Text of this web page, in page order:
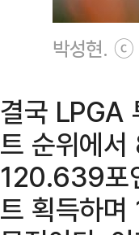
박성현. ⓒ
결국 LPGA
트 순위에
120.639포
트 획득하